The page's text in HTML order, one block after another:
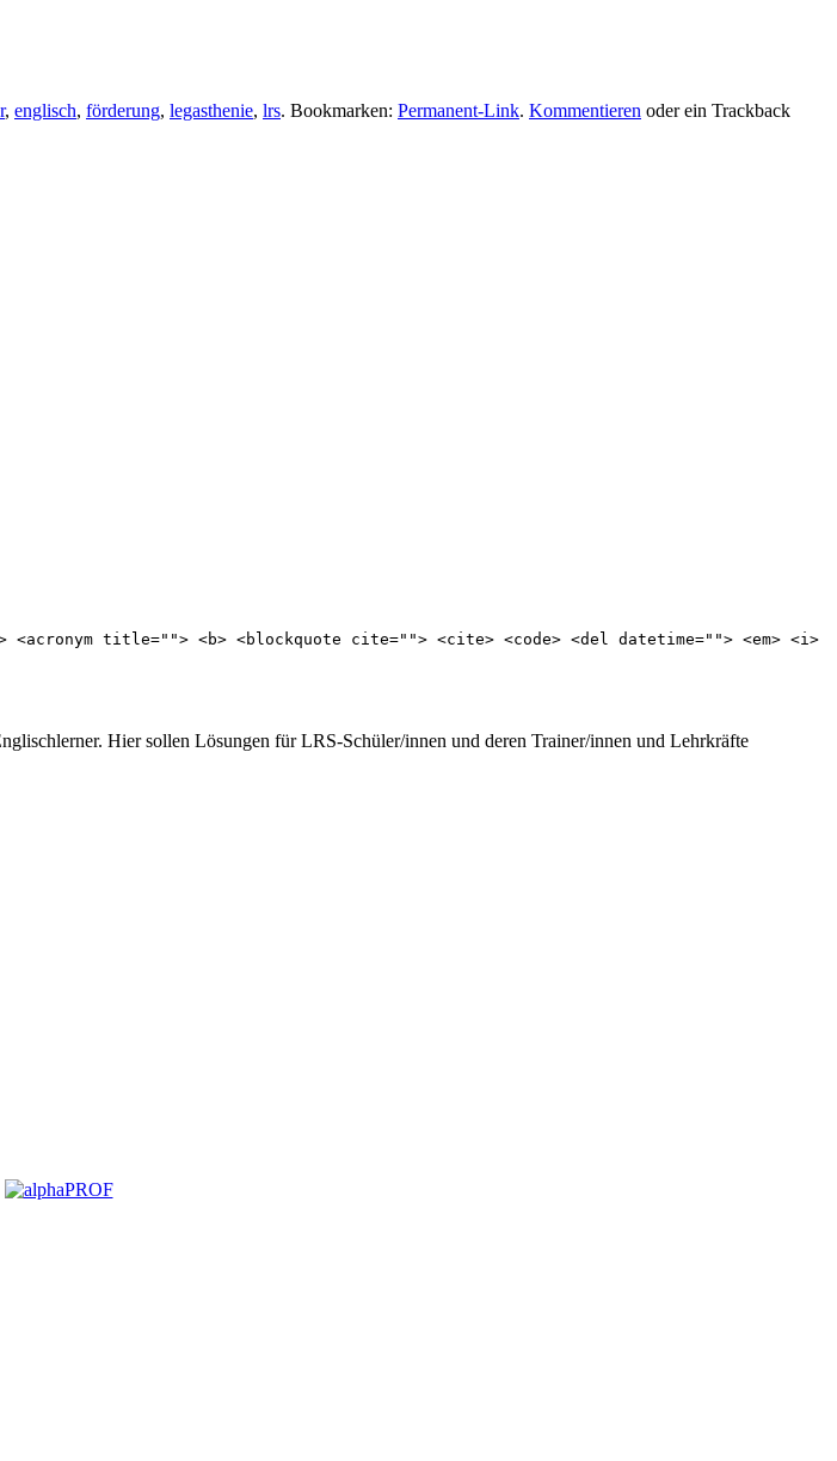
, englisch, förderung, legasthenie, lrs. Bookmarken: Permanent-Link. Kommentieren oder ein Trackback
title=""> <b> <blockquote cite=""> <cite> <code> <del datetime=""> <em> <i>
Hier sollen Lösungen für LRS-Schüler/innen und deren Trainer/innen und Lehrkräfte